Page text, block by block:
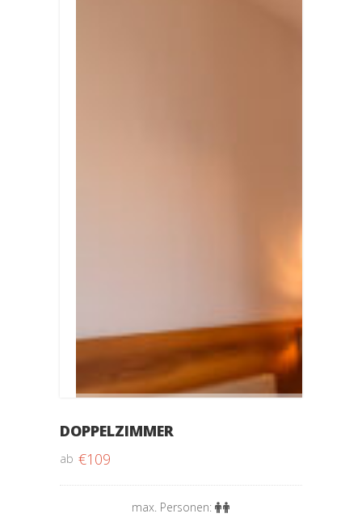
DOPPELZIMMER
ab €109
max. Personen: